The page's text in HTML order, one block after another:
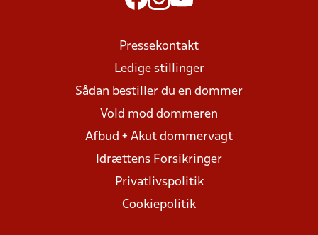
Pressekontakt
Ledige stillinger
Sådan bestiller du en dommer
Vold mod dommeren
Afbud + Akut dommervagt
Idrættens Forsikringer
Privatlivspolitik
Cookiepolitik